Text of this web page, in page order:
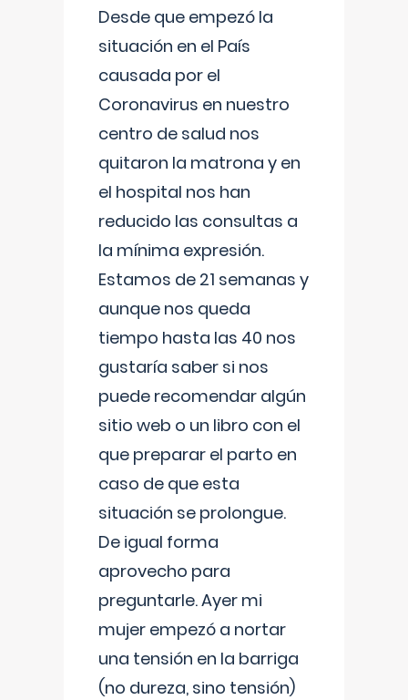
Desde que empezó la
situación en el País
causada por el
Coronavirus en nuestro
centro de salud nos
quitaron la matrona y en
el hospital nos han
reducido las consultas a
la mínima expresión.
Estamos de 21 semanas y
aunque nos queda
tiempo hasta las 40 nos
gustaría saber si nos
puede recomendar algún
sitio web o un libro con el
que preparar el parto en
caso de que esta
situación se prolongue.
De igual forma
aprovecho para
preguntarle. Ayer mi
mujer empezó a nortar
una tensión en la barriga
(no dureza, sino tensión)